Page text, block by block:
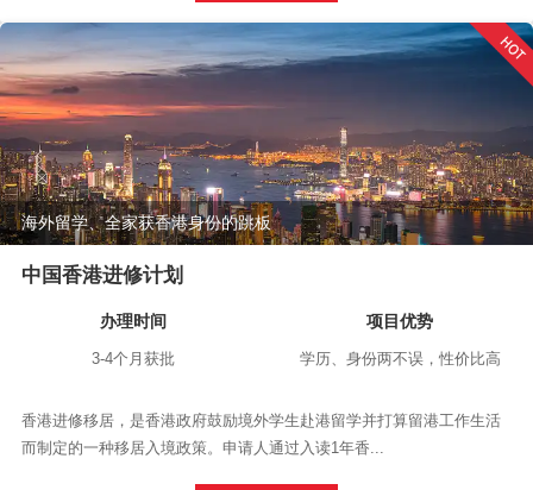
海外留学、全家获香港身份的跳板
中国香港进修计划
办理时间
3-4个月获批
项目优势
学历、身份两不误，性价比高
香港进修移居，是香港政府鼓励境外学生赴港留学并打算留港工作生活
而制定的一种移居入境政策。申请人通过入读1年香...